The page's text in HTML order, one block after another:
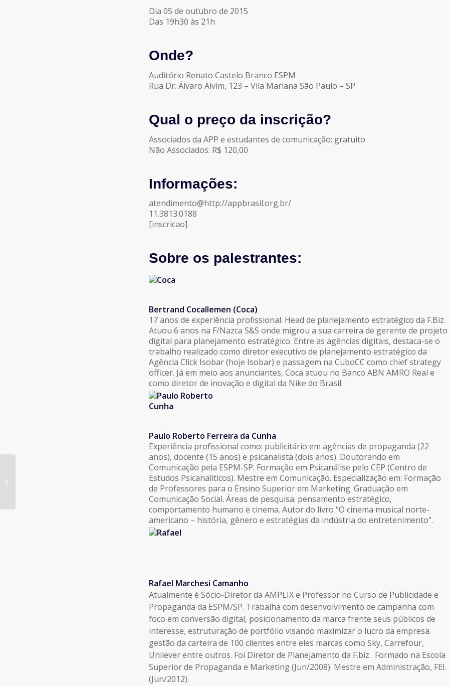
Dia 05 de outubro de 2015
Das 19h30 às 21h
Onde?
Auditório Renato Castelo Branco ESPM
Rua Dr. Álvaro Alvim, 123 – Vila Mariana São Paulo – SP
Qual o preço da inscrição?
Associados da APP e estudantes de comunicação: gratuito
Não Associados: R$ 120,00
Informações:
atendimento@http://appbrasil.org.br/
11.3813.0188
[inscricao]
Sobre os palestrantes:
Bertrand Cocallemen (Coca)
17 anos de experiência profissional. Head de planejamento estratégico da F.Biz.
Atuou 6 anos na F/Nazca S&S onde migrou a sua carreira de gerente de projeto
digital para planejamento estratégico. Entre as agências digitais, destaca-se o
trabalho realizado como diretor executivo de planejamento estratégico da
Agência Click Isobar (hoje Isobar) e passagem na CuboCC como chief strategy
officer. Já em meio aos anunciantes, Coca atuou no Banco ABN AMRO Real e
como diretor de inovação e digital da Nike do Brasil.
Paulo Roberto Ferreira da Cunha
Experiência profissional como: publicitário em agências de propaganda (22
anos), docente (15 anos) e psicanalista (dois anos). Doutorando em
Comunicação pela ESPM-SP. Formação em Psicanálise pelo CEP (Centro de
Estudos Psicanalíticos). Mestre em Comunicação. Especialização em: Formação
de Professores para o Ensino Superior em Marketing. Graduação em
Comunicação Social. Áreas de pesquisa: pensamento estratégico,
comportamento humano e cinema. Autor do livro “O cinema musical norte-
americano – história, gênero e estratégias da indústria do entretenimento”.
Rafael Marchesi Camanho
Atualmente é Sócio-Diretor da AMPLIX e Professor no Curso de Publicidade e
Propaganda da ESPM/SP. Trabalha com desenvolvimento de campanha com
foco em conversão digital, posicionamento da marca frente seus públicos de
interesse, estruturação de portfólio visando maximizar o lucro da empresa.
gestão da carteira de 100 clientes entre eles marcas como Sky, Carrefour,
Unilever entre outros. Foi Diretor de Planejamento da F.biz . Formado na Escola
Superior de Propaganda e Marketing (Jun/2008). Mestre em Administração, FEI.
(Jun/2012).